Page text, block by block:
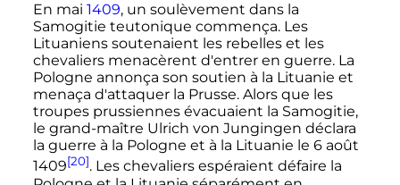
En mai 1409, un soulèvement dans la
Samogitie teutonique commença. Les
Lituaniens soutenaient les rebelles et les
chevaliers menacèrent d'entrer en guerre. La
Pologne annonça son soutien à la Lituanie et
menaça d'attaquer la Prusse. Alors que les
troupes prussiennes évacuaient la Samogitie,
le grand-maître Ulrich von Jungingen déclara
la guerre à la Pologne et à la Lituanie le 6 août
1409[20]. Les chevaliers espéraient défaire la